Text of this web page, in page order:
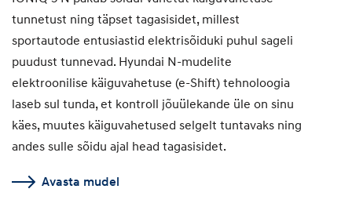
tunnetust ning täpset tagasisidet, millest
sportautode entusiastid elektrisõiduki puhul sageli
puudust tunnevad. Hyundai N-mudelite
elektroonilise käiguvahetuse (e-Shift) tehnoloogia
laseb sul tunda, et kontroll jõuülekande üle on sinu
käes, muutes käiguvahetused selgelt tuntavaks ning
andes sulle sõidu ajal head tagasisidet.
Avasta mudel